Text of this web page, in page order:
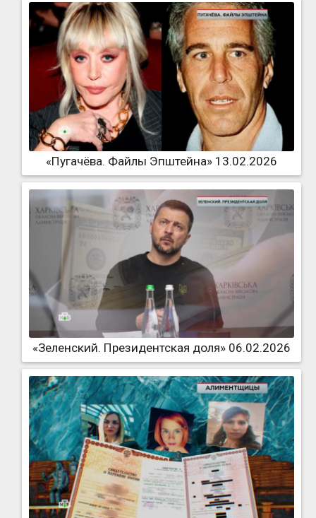
«Пугачёва. Файлы Эпштейна» 13.02.2026
«Зеленский. Президентская доля» 06.02.2026